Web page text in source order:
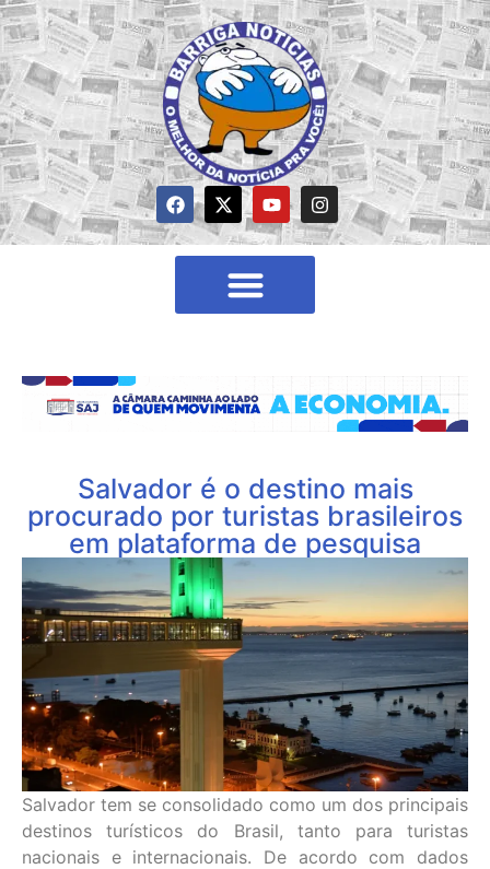
Salvador é o destino mais
procurado por turistas brasileiros
em plataforma de pesquisa
Salvador tem se consolidado como um dos principais
destinos turísticos do Brasil, tanto para turistas
nacionais e internacionais. De acordo com dados